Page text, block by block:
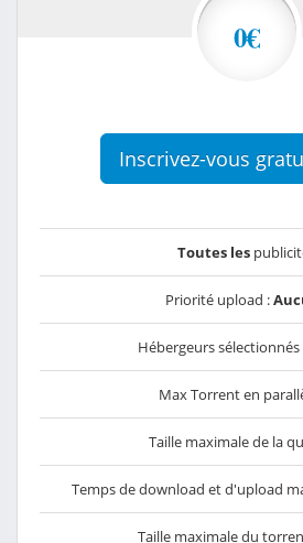
0€
Inscrivez-vous
Toutes les
Priorité upload :
Hébergeurs sélectionnés
Max Torrent en
Taille maximale de la
Temps de download et d'upload
Taille maximale du